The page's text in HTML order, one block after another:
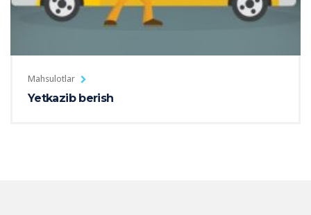
Mahsulotlar
Yetkazib berish